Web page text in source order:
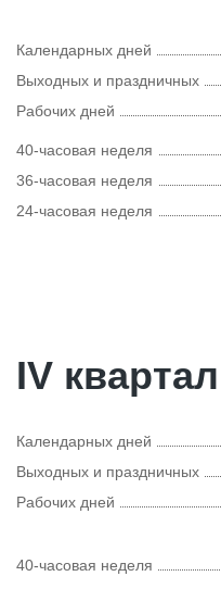
Календарных дней
Выходных и праздничных
Рабочих дней
40-часовая неделя
36-часовая неделя
24-часовая неделя
IV квартал
Календарных дней
Выходных и праздничных
Рабочих дней
40-часовая неделя